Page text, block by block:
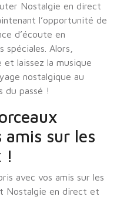
Nostalgie en direct
l’opportunité de
d’écoute en
spéciales. Alors,
et laissez la musique
nostalgique au
du passé !
amis sur les
!
avec vos amis sur les
Nostalgie en direct et